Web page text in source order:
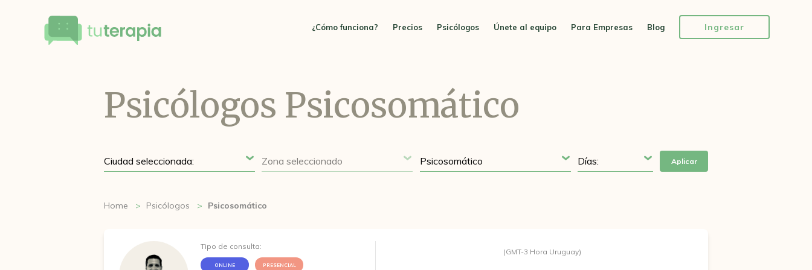
¿Cómo funciona? Precios Psicólogos Únete al equipo Para Empresas Blog Ingresar
Psicólogos Psicosomático
Aplicar
Home Psicólogos Psicosomático
Tipo de consulta:
ONLINE PRESENCIAL
(GMT-3 Hora Uruguay)